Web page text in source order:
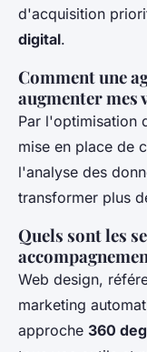
d'acquisition
digital.
Comment une
augmenter mes
Par l'optimisation
mise en place de
l'analyse des
transformer plus
Quels sont les
Web design,
marketing
approche 360